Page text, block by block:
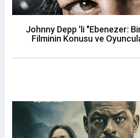
Johnny Depp 'li "Ebenezer:
Filminin Konusu ve